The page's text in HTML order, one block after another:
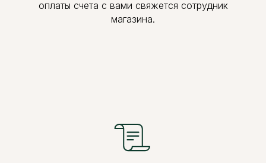
оплаты счета с вами свяжется сотрудник
магазина.